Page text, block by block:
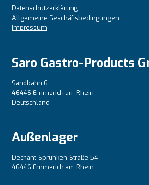
Datenschutzerklärung
Allgemeine Geschäftsbedingungen
Impressum
Saro Gastro-Products
Sandbahn 6
46446 Emmerich am Rhein
Deutschland
Außenlager
Dechant-Sprünken-Straße 54
46446 Emmerich am Rhein